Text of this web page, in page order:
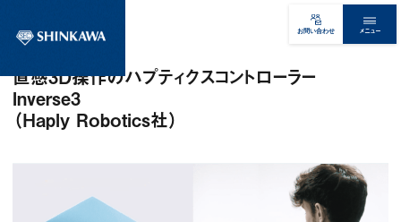
お問い合わせ メニュー
直感3D操作のハプティクスコントローラー
Inverse3
（Haply Robotics社）